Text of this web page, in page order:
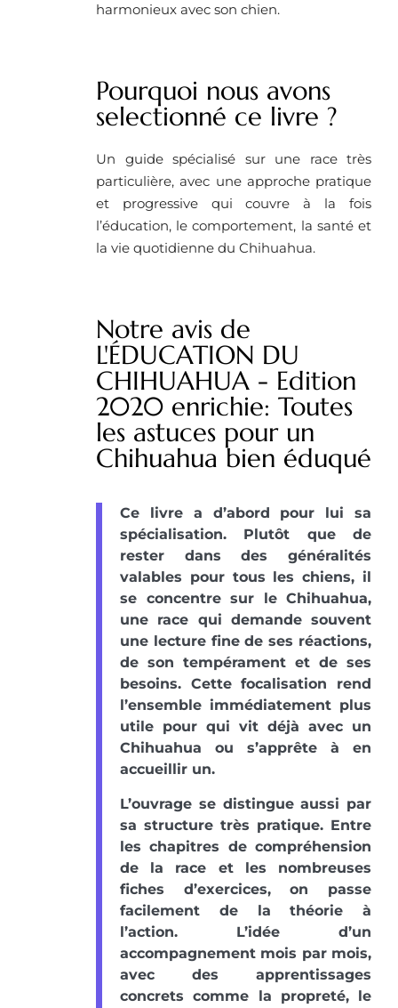
harmonieux avec son chien.
Pourquoi nous avons
selectionné ce livre ?
Un guide spécialisé sur une race très
particulière, avec une approche pratique
et progressive qui couvre à la fois
l’éducation, le comportement, la santé et
la vie quotidienne du Chihuahua.
Notre avis de
L'ÉDUCATION DU
CHIHUAHUA - Edition
2020 enrichie: Toutes
les astuces pour un
Chihuahua bien éduqué
Ce livre a d’abord pour lui sa
spécialisation. Plutôt que de
rester dans des généralités
valables pour tous les chiens, il
se concentre sur le Chihuahua,
une race qui demande souvent
une lecture fine de ses réactions,
de son tempérament et de ses
besoins. Cette focalisation rend
l’ensemble immédiatement plus
utile pour qui vit déjà avec un
Chihuahua ou s’apprête à en
accueillir un.
L’ouvrage se distingue aussi par
sa structure très pratique. Entre
les chapitres de compréhension
de la race et les nombreuses
fiches d’exercices, on passe
facilement de la théorie à
l’action. L’idée d’un
accompagnement mois par mois,
avec des apprentissages
concrets comme la propreté, le